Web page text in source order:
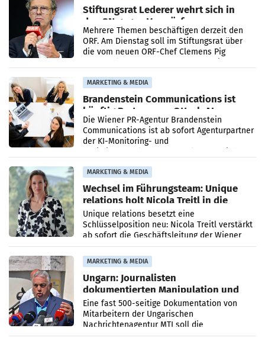
Stiftungsrat Lederer wehrt sich in
den SN gegen Vorwürfe
Mehrere Themen beschäftigen derzeit den
ORF. Am Dienstag soll im Stiftungsrat über
die vom neuen ORF-Chef Clemens Pig
MARKETING & MEDIA
Brandenstein Communications ist
künftig Partner von OtterlyAI
Die Wiener PR-Agentur Brandenstein
Communications ist ab sofort Agenturpartner
der KI-Monitoring- und
MARKETING & MEDIA
Wechsel im Führungsteam: Unique
relations holt Nicola Treitl in die
Geschäftsleitung
Unique relations besetzt eine
Schlüsselposition neu: Nicola Treitl verstärkt
ab sofort die Geschäftsleitung der Wiener
PR-Agentur an der Seite von Josef Kalina und
Anna Kalina-Mahr.
MARKETING & MEDIA
Ungarn: Journalisten
dokumentierten Manipulation und
Zensur
Eine fast 500-seitige Dokumentation von
Mitarbeitern der Ungarischen
Nachrichtenagentur MTI soll die
systematische Nachrichten-Manipulation und